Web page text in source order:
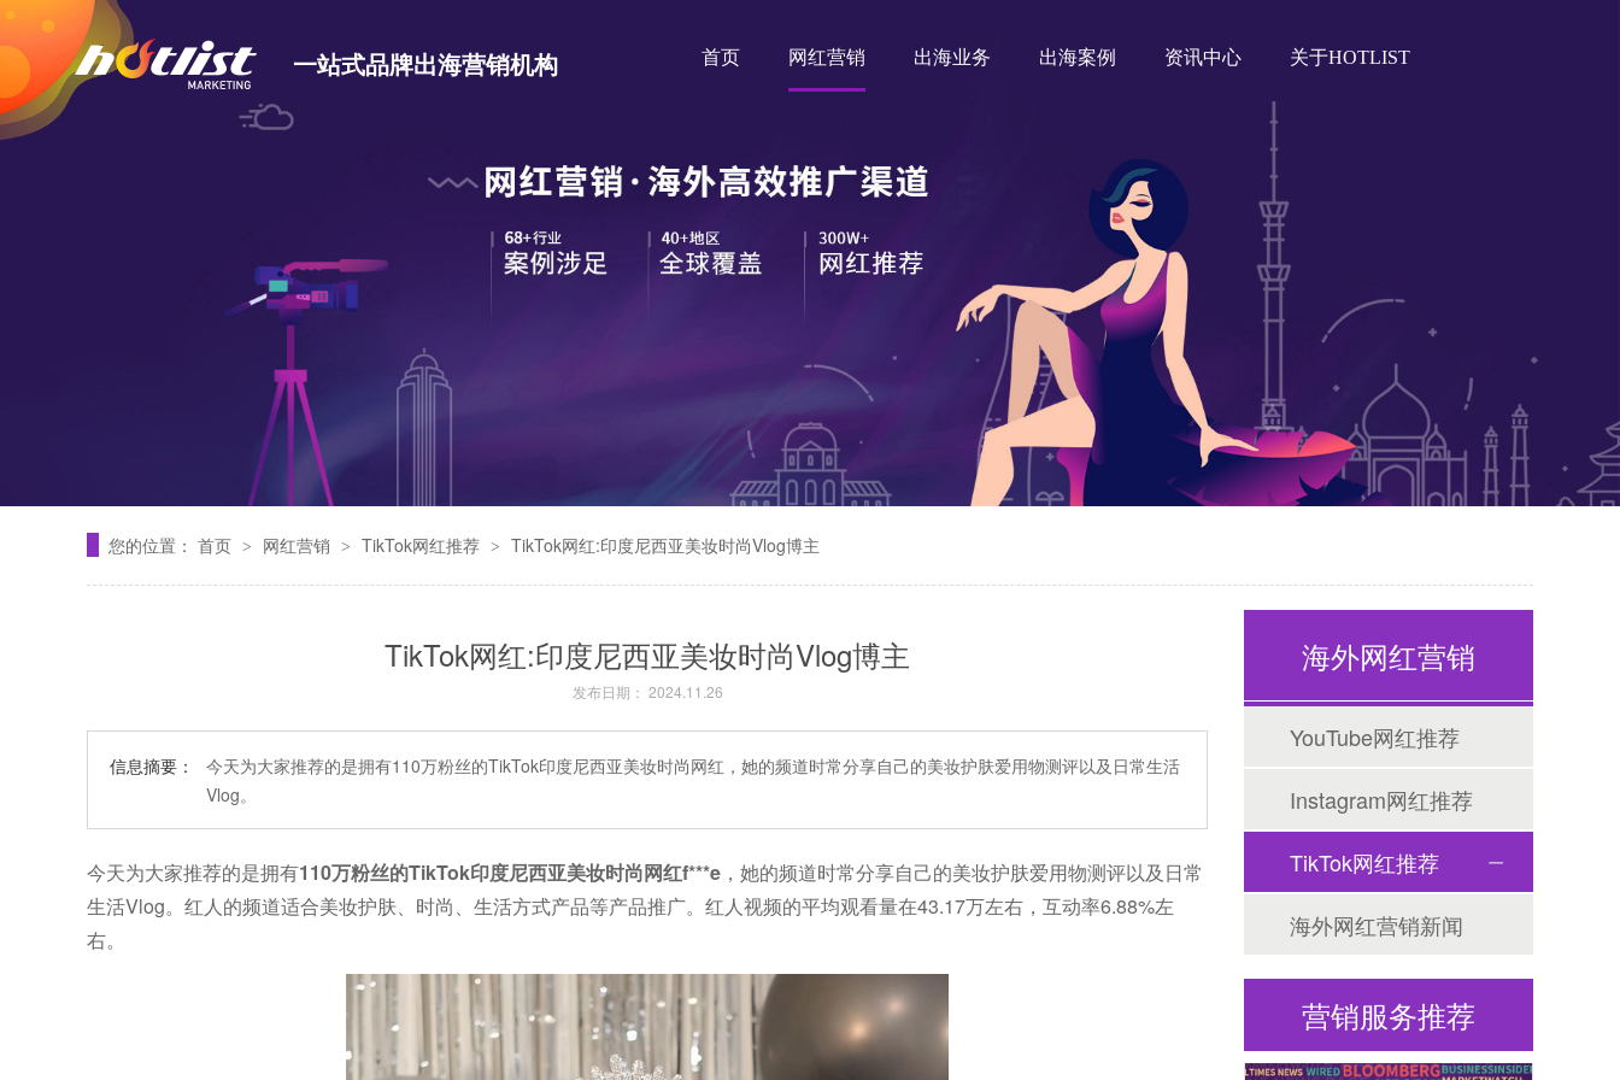
一站式品牌出海营销机构 首页 网红营销 出海业务 出海案例 资讯中心 关于HOTLIST
您的位置： 首页 > 网红营销 > TikTok网红推荐 > TikTok网红:印度尼西亚美妆时尚Vlog博主
TikTok网红:印度尼西亚美妆时尚Vlog博主
发布日期： 2024.11.26
信息摘要：
今天为大家推荐的是拥有110万粉丝的TikTok印度尼西亚美妆时尚网红，她的频道时常分享自己的美妆护肤爱用物测评以及日常生活
Vlog。
今天为大家推荐的是拥有110万粉丝的TikTok印度尼西亚美妆时尚网红f***e ，她的频道时常分享自己的美妆护肤爱用物测评以及日常
生活Vlog。红人的频道适合美妆护肤、时尚、生活方式产品等产品推广。红人视频的平均观看量在43.17万左右，互动率6.88%左
右。
海外网红营销
YouTube网红推荐
Instagram网红推荐
TikTok网红推荐
海外网红营销新闻
营销服务推荐
Tiktok海外营销
海外网红营销
海外社媒代运营